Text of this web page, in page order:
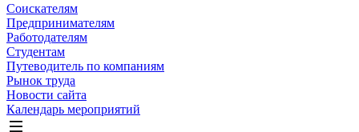
Соискателям
Предпринимателям
Работодателям
Студентам
Путеводитель по компаниям
Рынок труда
Новости сайта
Календарь мероприятий